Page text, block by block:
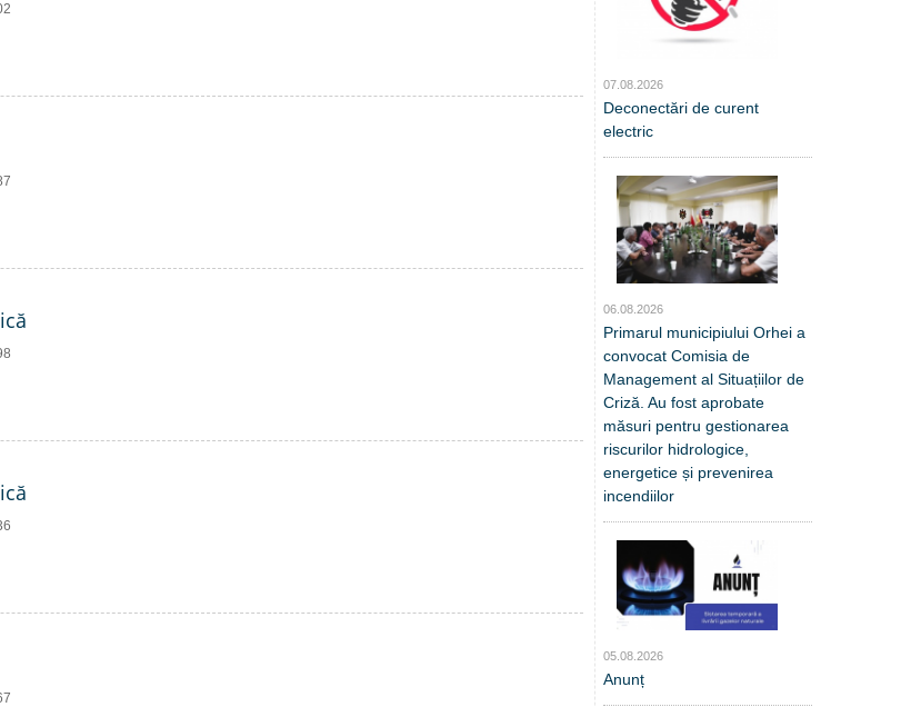
07.08.2026
Deconectări de curent
electric
06.08.2026
Primarul municipiului Orhei a
convocat Comisia de
Management al Situațiilor de
Criză. Au fost aprobate
măsuri pentru gestionarea
riscurilor hidrologice,
energetice și prevenirea
incendiilor
05.08.2026
Anunț